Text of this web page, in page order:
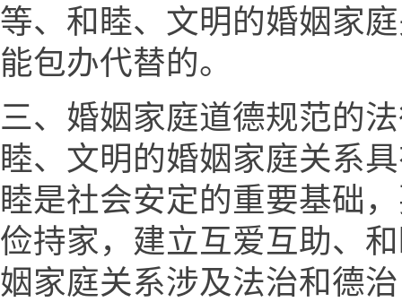
等、和睦、文明的婚姻家
能包办代替的。
三、婚姻家庭道德规范的
睦、文明的婚姻家庭关系
睦是社会安定的重要基础
俭持家，建立互爱互助、
姻家庭关系涉及法治和德